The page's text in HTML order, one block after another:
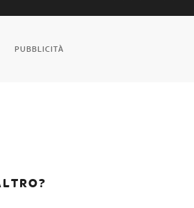
PUBBLICITÀ